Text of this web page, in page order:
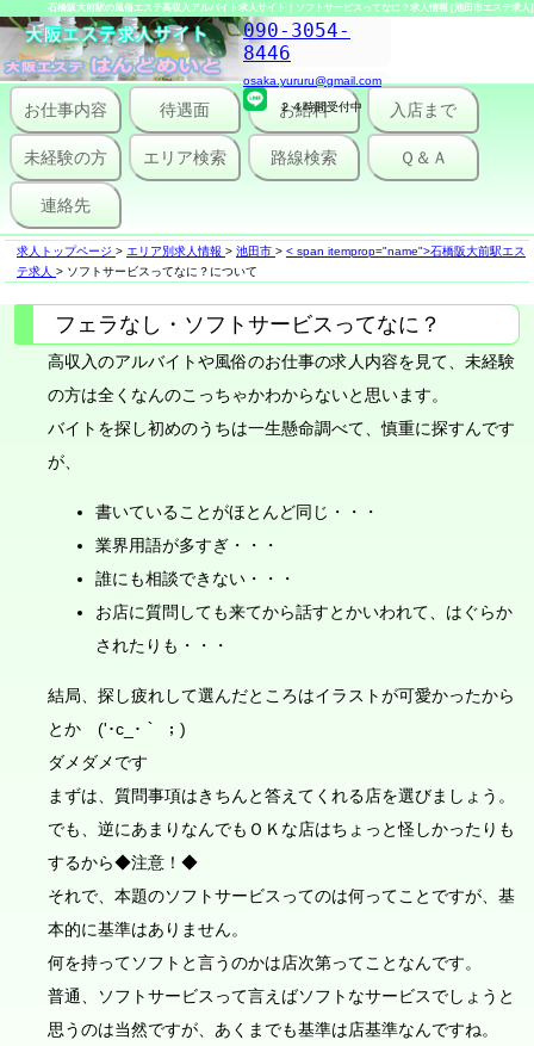
石橋阪大前駅の風俗エステ高収入アルバイト求人サイト｜ソフトサービスってなに？求人情報 [池田市エステ求人]
090-3054-
8446
osaka.yururu@gmail.com
２４時間受付中
お仕事内容 待遇面 お給料 入店まで
未経験の方 エリア検索 路線検索 Ｑ＆Ａ
連絡先
求人トップページ > エリア別求人情報 > 池田市 > < span itemprop="name">石橋阪大前駅エス
テ求人 > ソフトサービスってなに？について
フェラなし・ソフトサービスってなに？
高収入のアルバイトや風俗のお仕事の求人内容を見て、未経験
の方は全くなんのこっちゃかわからないと思います。
バイトを探し初めのうちは一生懸命調べて、慎重に探すんです
が、
書いていることがほとんど同じ・・・
業界用語が多すぎ・・・
誰にも相談できない・・・
お店に質問しても来てから話すとかいわれて、はぐらか
されたりも・・・
結局、探し疲れして選んだところはイラストが可愛かったから
とか ('･c_･｀ ；)
ダメダメです
まずは、質問事項はきちんと答えてくれる店を選びましょう。
でも、逆にあまりなんでもＯＫな店はちょっと怪しかったりも
するから◆注意！◆
それで、本題のソフトサービスってのは何ってことですが、基
本的に基準はありません。
何を持ってソフトと言うのかは店次第ってことなんです。
普通、ソフトサービスって言えばソフトなサービスでしょうと
思うのは当然ですが、あくまでも基準は店基準なんですね。